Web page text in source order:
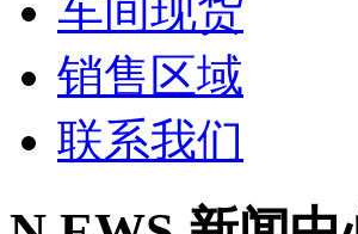
车间现货
销售区域
联系我们